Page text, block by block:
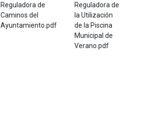
Reguladora de
Caminos del
Ayuntamiento.pdf
Reguladora de
la Utilización
de la Piscina
Municipal de
Verano.pdf